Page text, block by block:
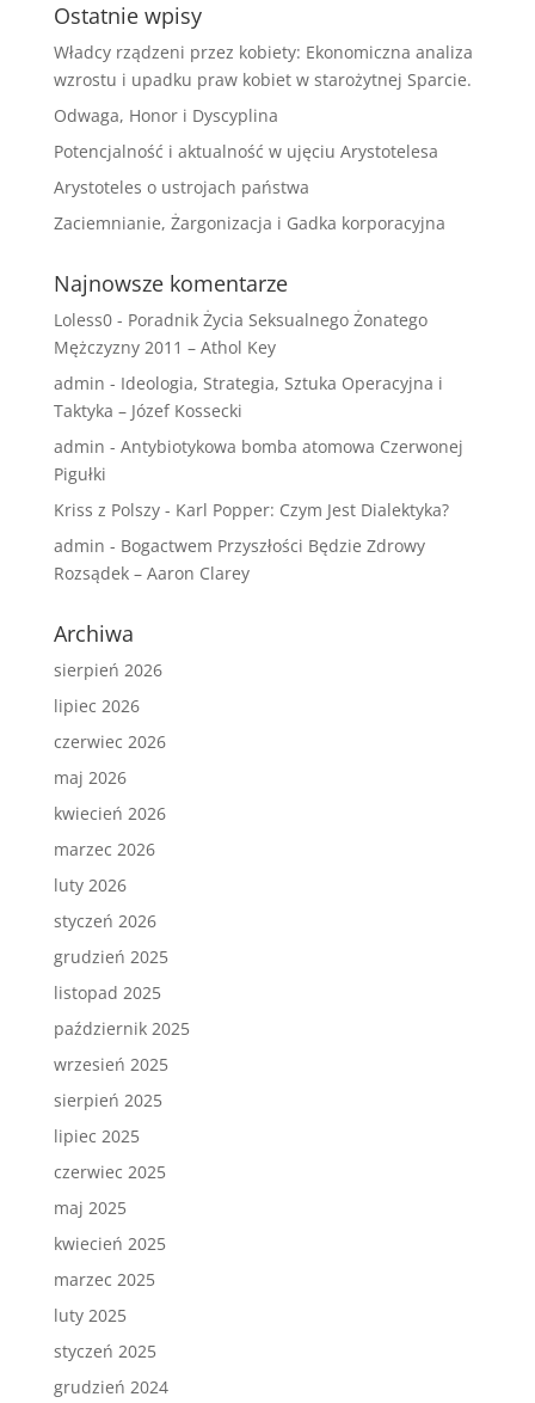
Ostatnie wpisy
Władcy rządzeni przez kobiety: Ekonomiczna analiza
wzrostu i upadku praw kobiet w starożytnej Sparcie.
Odwaga, Honor i Dyscyplina
Potencjalność i aktualność w ujęciu Arystotelesa
Arystoteles o ustrojach państwa
Zaciemnianie, Żargonizacja i Gadka korporacyjna
Najnowsze komentarze
Loless0- Poradnik Życia Seksualnego Żonatego
Mężczyzny 2011 – Athol Key
admin - Ideologia, Strategia, Sztuka Operacyjna i
Taktyka – Józef Kossecki
admin - Antybiotykowa bomba atomowa Czerwonej
Pigułki
Kriss z Polszy- Karl Popper: Czym Jest Dialektyka?
admin - Bogactwem Przyszłości Będzie Zdrowy
Rozsądek – Aaron Clarey
Archiwa
sierpień 2026
lipiec 2026
czerwiec 2026
maj 2026
kwiecień 2026
marzec 2026
luty 2026
styczeń 2026
grudzień 2025
listopad 2025
październik 2025
wrzesień 2025
sierpień 2025
lipiec 2025
czerwiec 2025
maj 2025
kwiecień 2025
marzec 2025
luty 2025
styczeń 2025
grudzień 2024